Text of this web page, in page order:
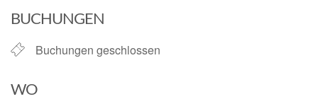
BUCHUNGEN
Buchungen geschlossen
WO